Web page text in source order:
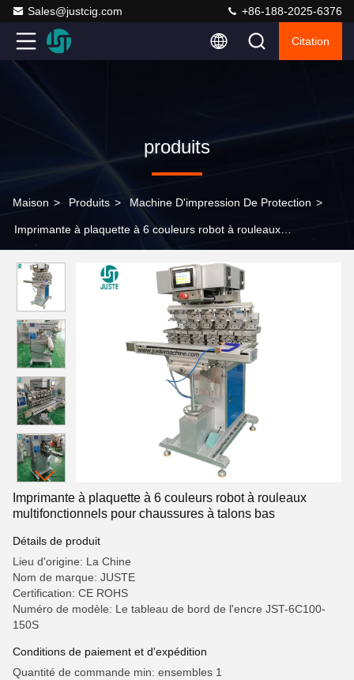
Sales@justcig.com +86-188-2025-6376
Citation
produits
Maison > Produits > Machine D'impression De Protection >
Imprimante à plaquette à 6 couleurs robot à rouleaux
Imprimante à plaquette à 6 couleurs robot à rouleaux
multifonctionnels pour chaussures à talons bas
Détails de produit
Lieu d'origine: La Chine
Nom de marque: JUSTE
Certification: CE ROHS
Numéro de modèle: Le tableau de bord de l'encre JST-6C100-
150S
Conditions de paiement et d'expédition
Quantité de commande min: ensembles 1